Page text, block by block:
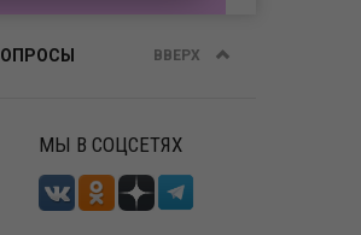
ОПРОСЫ ВВЕРХ
МЫ В СОЦСЕТЯХ